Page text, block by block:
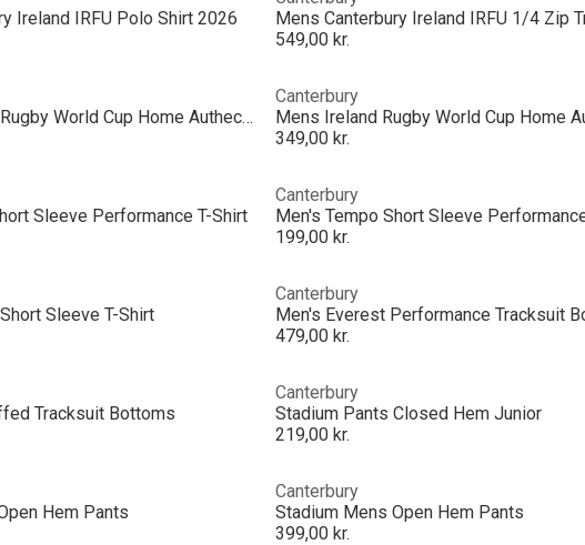
Ireland IRFU Polo Shirt 2026
549,00 kr.
Juniors Ireland Rugby World Cup Home Authectic Kit Rugby Kit 2025
Canterbury
349,00 kr.
Sleeve Performance T-Shirt
Canterbury
Men's Tempo Short Sleeve
199,00 kr.
Sleeve T-Shirt
Canterbury
Men's Everest Performance Tracksuit
479,00 kr.
Tracksuit Bottoms
Canterbury
Stadium Pants Closed Hem Junior
219,00 kr.
Hem Pants
Canterbury
Stadium Mens Open Hem Pants
399,00 kr.